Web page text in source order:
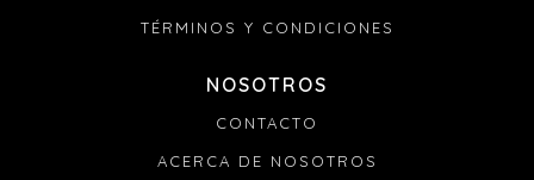
TÉRMINOS Y CONDICIONES
NOSOTROS
CONTACTO
ACERCA DE NOSOTROS